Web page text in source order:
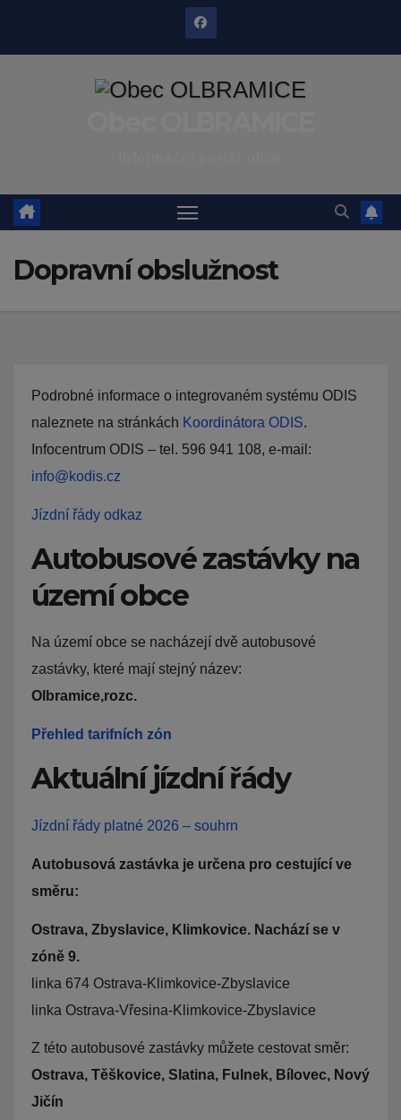
Dopravní obslužnost
Podrobné informace o integrovaném systému ODIS
naleznete na stránkách Koordinátora ODIS.
Infocentrum ODIS – tel. 596 941 108, e-mail:
info@kodis.cz
Jízdní řády odkaz
Autobusové zastávky na
území obce
Na území obce se nacházejí dvě autobusové
zastávky, které mají stejný název:
Olbramice,rozc.
Přehled tarifních zón
Aktuální jízdní řády
Jízdní řády platné 2026 – souhrn
Autobusová zastávka je určena pro cestující ve
směru:
Ostrava, Zbyslavice, Klimkovice. Nachází se v
zóně 9.
linka 674 Ostrava-Klimkovice-Zbyslavice
linka Ostrava-Vřesina-Klimkovice-Zbyslavice
Z této autobusové zastávky můžete cestovat směr:
Ostrava, Těškovice, Slatina, Fulnek, Bílovec, Nový
Jičín